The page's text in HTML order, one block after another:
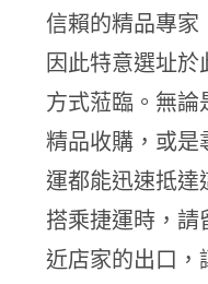
信賴的精品專家
因此特意選址
方式蒞臨。無論
精品收購，或是
運都能迅速抵達
搭乘捷運時，請
近店家的出口，